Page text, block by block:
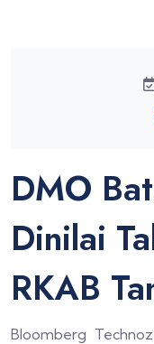
DMO
Dinilai
RKAB
Bloomberg